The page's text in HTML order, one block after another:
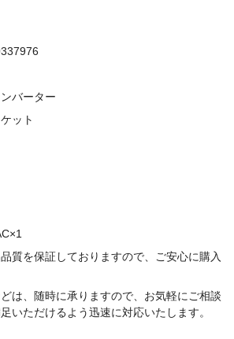
バーター
ット
×1
質を保証しておりますので、ご安心に購入
は、随時に承りますので、お気軽にご相談
いただけるよう迅速に対応いたします。